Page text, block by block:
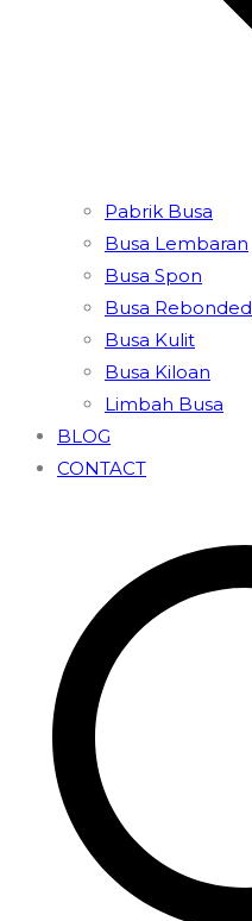
Pabrik Busa
Busa Lembaran
Busa Spon
Busa Rebonded
Busa Kulit
Busa Kiloan
Limbah Busa
BLOG
CONTACT